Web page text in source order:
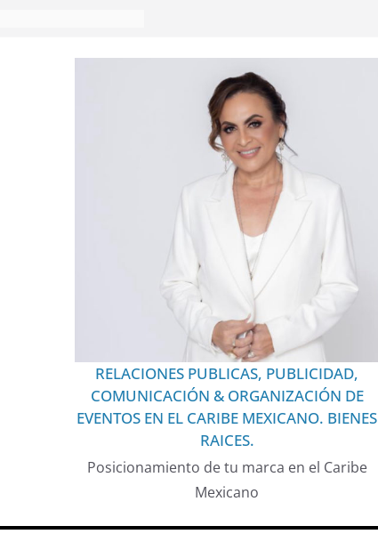
RELACIONES PUBLICAS, PUBLICIDAD,
COMUNICACIÓN & ORGANIZACIÓN DE
EVENTOS EN EL CARIBE MEXICANO. BIENES
RAICES.
Posicionamiento de tu marca en el Caribe
Mexicano